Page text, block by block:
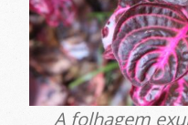
A folhagem